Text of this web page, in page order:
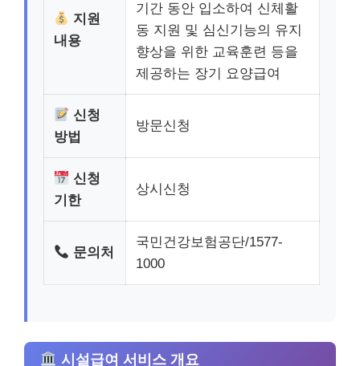
지원
내용
기간 동안 입소하여 신체활
동 지원 및 심신기능의 유지
향상을 위한 교육훈련 등을
제공하는 장기 요양급여
신청
방법
방문신청
신청
기한
상시신청
문의처
국민건강보험공단/1577-
1000
시설급여 서비스 개요